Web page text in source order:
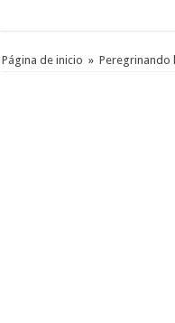
Página de inicio » Peregrinando